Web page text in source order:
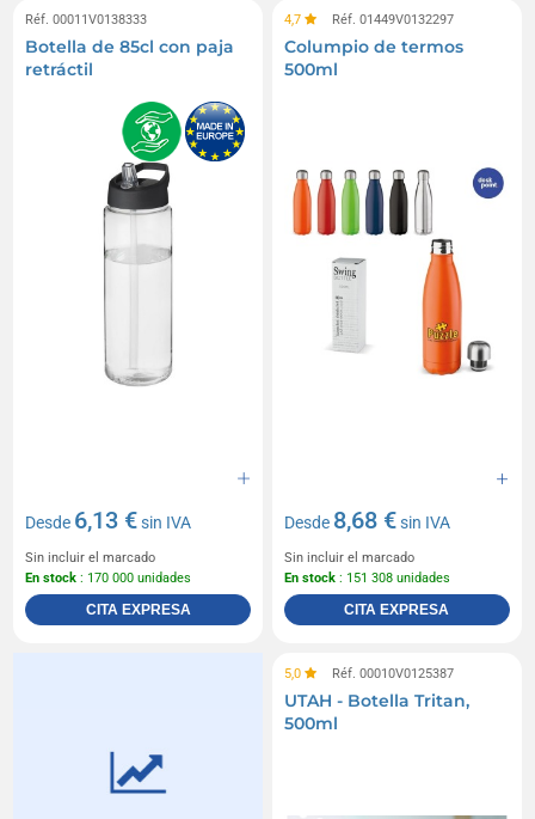
Réf. 00011V0138333
Botella de 85cl con paja
retráctil
Desde 6,13 €sin IVA
Sin incluir el marcado
En stock : 170 000 unidades
CITA EXPRESA
4,7 Réf. 01449V0132297
Columpio de termos
500ml
Desde 8,68 €sin IVA
Sin incluir el marcado
En stock : 151 308 unidades
CITA EXPRESA
5,0 Réf. 00010V0125387
UTAH - Botella Tritan,
500ml